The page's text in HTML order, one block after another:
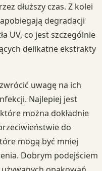
dłuższy czas. Z kolei
degradacji
UV, co jest szczególnie
delikatne ekstrakty
uwagę na ich
Najlepiej jest
można dokładnie
do
mogą być mniej
Dobrym podejściem